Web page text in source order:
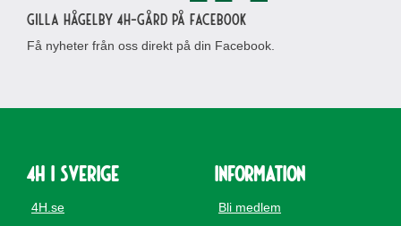
Gilla Hågelby 4H-gård på Facebook
Få nyheter från oss direkt på din Facebook.
4H i Sverige
4H.se
Information
Bli medlem